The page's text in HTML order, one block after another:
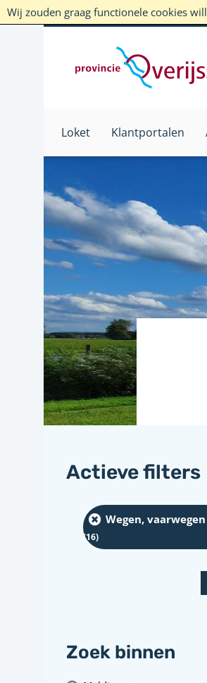
Wij zouden graag functionele cookies
Loket Klantportalen
Actieve filters
Wegen,
(16)
Zoek binnen